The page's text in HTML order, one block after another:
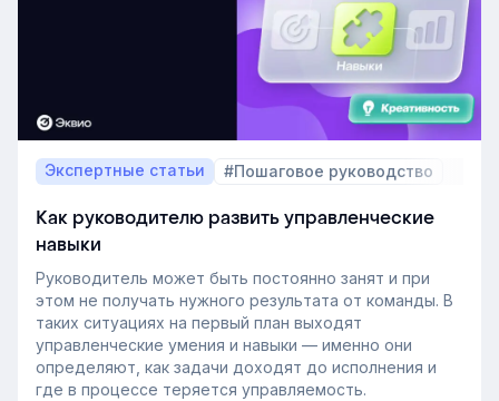
Экспертные статьи #Пошаговое руководство
Как руководителю развить управленческие
навыки
Руководитель может быть постоянно занят и при
этом не получать нужного результата от команды. В
таких ситуациях на первый план выходят
управленческие умения и навыки — именно они
определяют, как задачи доходят до исполнения и
где в процессе теряется управляемость.